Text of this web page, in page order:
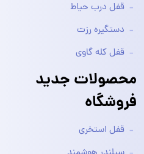
قفل درب حیاط
دستگیره رزت
قفل کله گاوی
محصولات جدید
فروشگاه
قفل استخری